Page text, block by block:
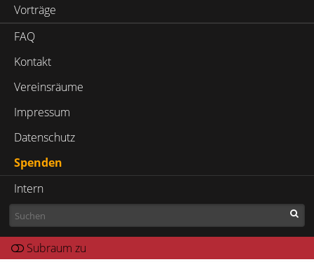
Vorträge
FAQ
Kontakt
Vereinsräume
Impressum
Datenschutz
Spenden
Intern